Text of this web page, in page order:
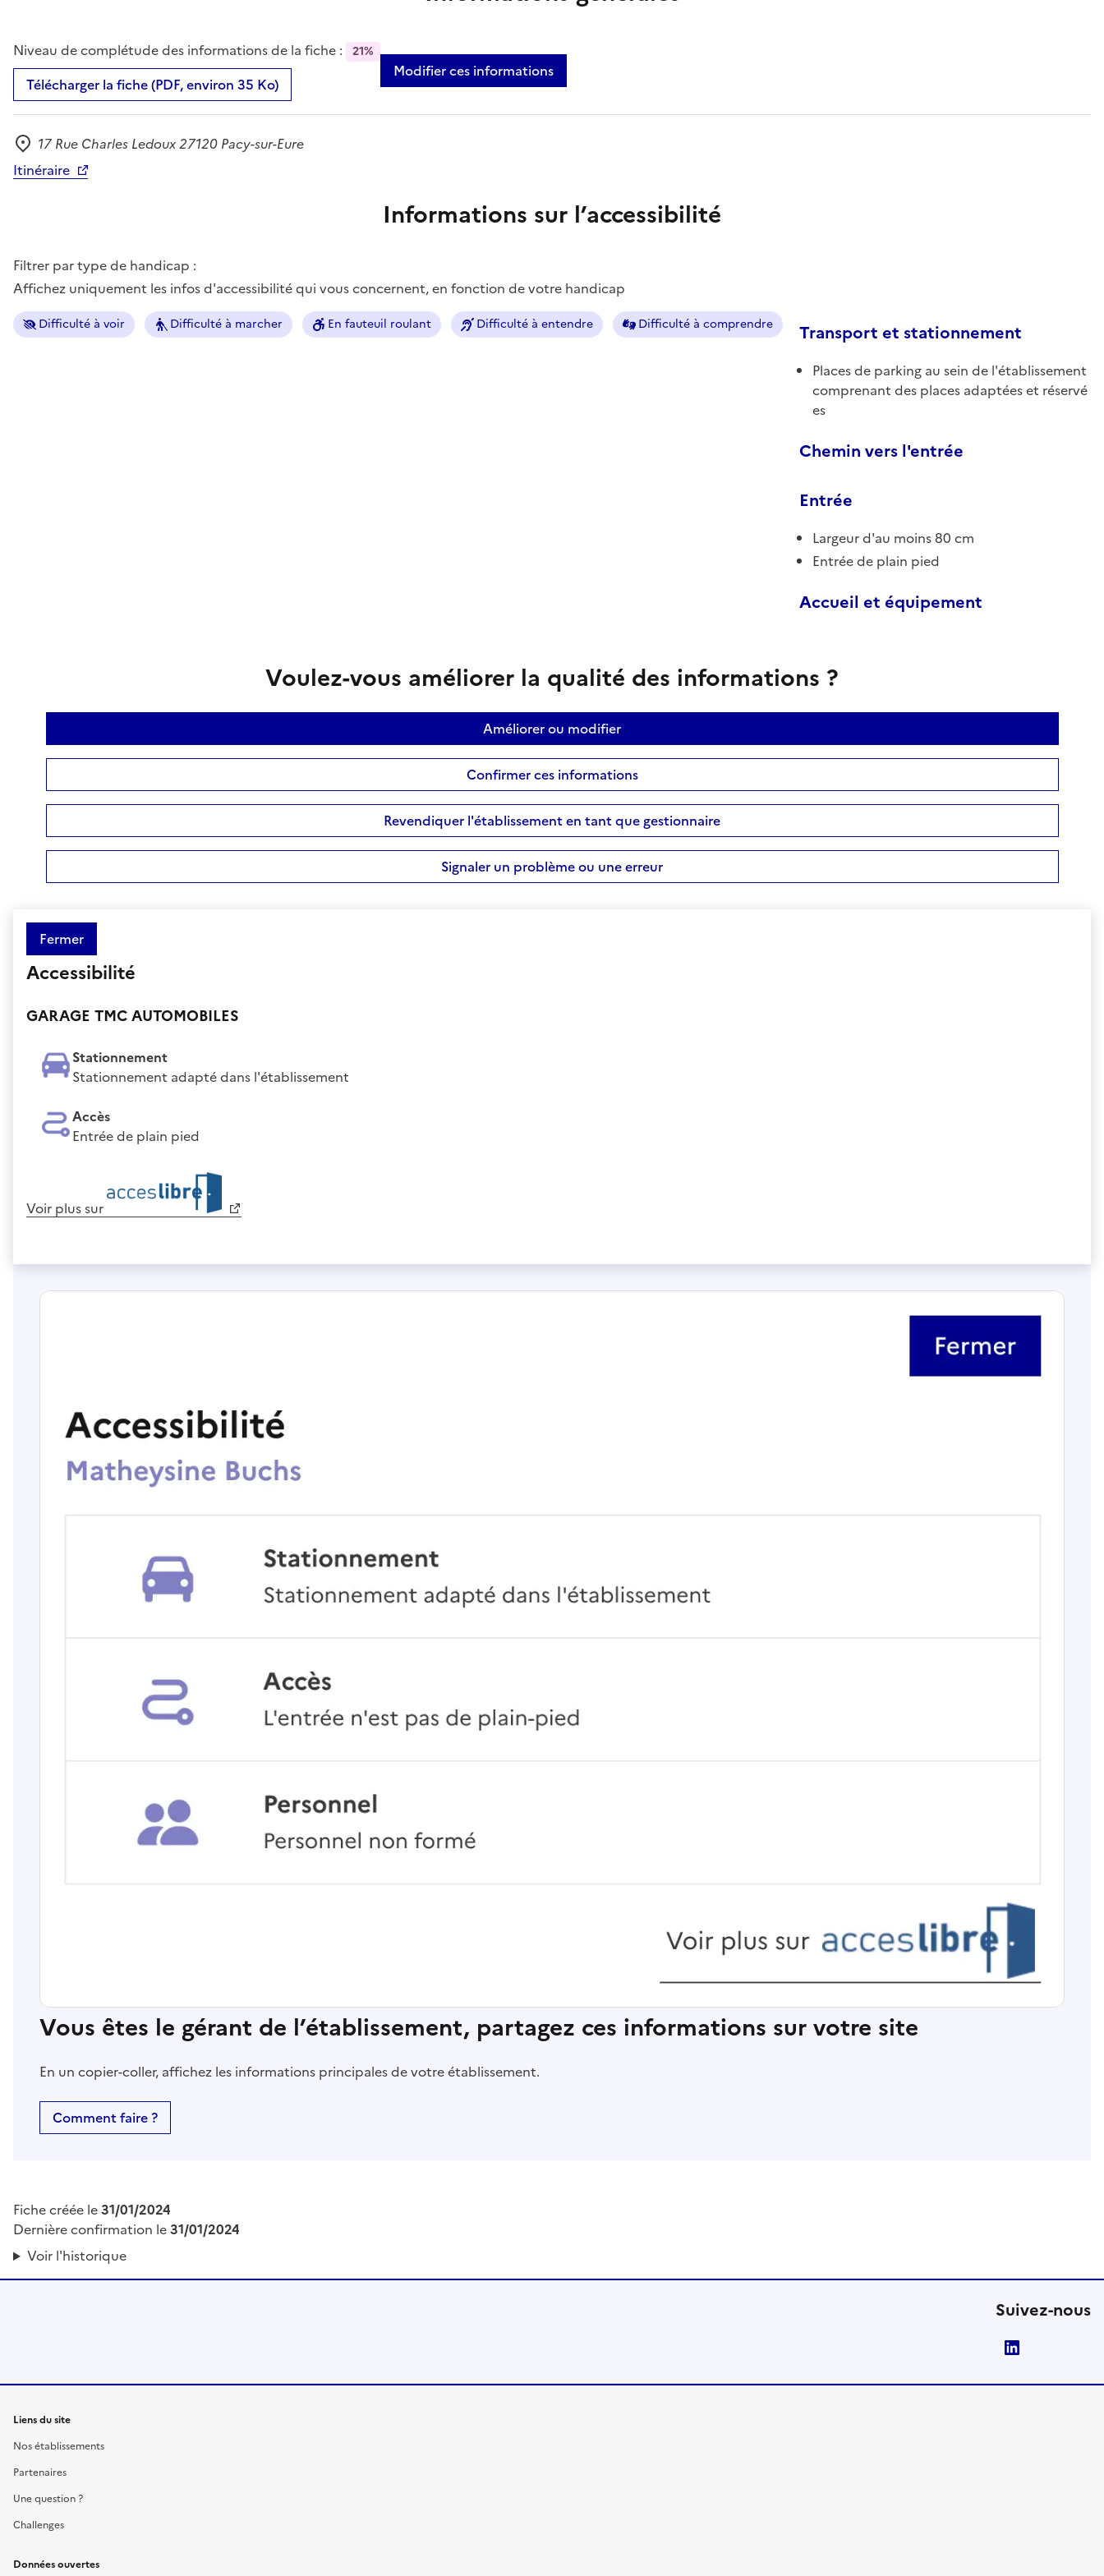
Niveau de complétude des informations de la fiche : 21%
Télécharger la fiche (PDF, environ 35 Ko)
Modifier ces informations
Adresse
17 Rue Charles Ledoux 27120 Pacy-sur-Eure
Itinéraire
Informations sur l’accessibilité
Filtrer par type de handicap :
Affichez uniquement les infos d'accessibilité qui vous concernent, en fonction de votre handicap
Difficulté à voir Difficulté à marcher En fauteuil roulant Difficulté à entendre Difficulté à comprendre Transport et stationnement
Places de parking au sein de l'établissement
comprenant des places adaptées et réservé
es
Chemin vers l'entrée
Entrée
Largeur d'au moins 80 cm
Entrée de plain pied
Accueil et équipement
Voulez-vous améliorer la qualité des informations ?
Améliorer ou modifier
Confirmer ces informations
Revendiquer l'établissement en tant que gestionnaire
Signaler un problème ou une erreur
Fermer
Accessibilité
GARAGE TMC AUTOMOBILES
Stationnement
Stationnement adapté dans l'établissement
Accès
Entrée de plain pied
Voir plus sur
Vous êtes le gérant de l’établissement, partagez ces informations sur votre site
En un copier-coller, affichez les informations principales de votre établissement.
Comment faire ?
Fiche créée le31/01/2024
Dernière confirmation le31/01/2024
Voir l'historique
Suivez-nous
Liens du site
Nos établissements
Partenaires
Une question ?
Challenges
Données ouvertes